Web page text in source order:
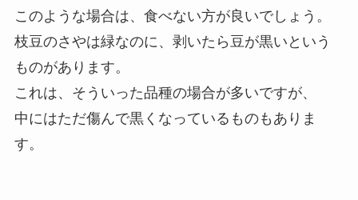
このような場合は、食べない方が良いでしょう。
枝豆のさやは緑なのに、剥いたら豆が黒いという
ものがあります。
これは、そういった品種の場合が多いですが、
中にはただ傷んで黒くなっているものもありま
す。